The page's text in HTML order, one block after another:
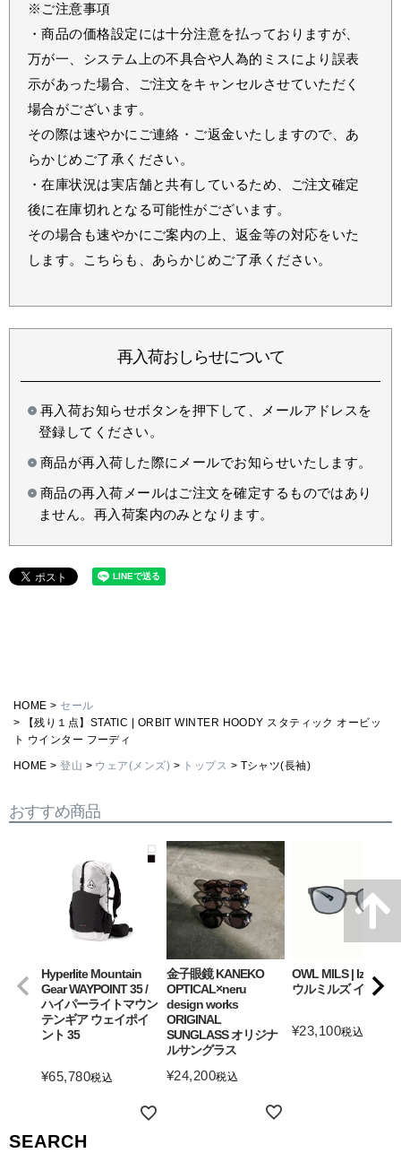
SEARCH
※ご注意事項
・商品の価格設定には十分注意を払っておりますが、
万が一、システム上の不具合や人為的ミスにより誤表
示があった場合、ご注文をキャンセルさせていただく
場合がございます。
その際は速やかにご連絡・ご返金いたしますので、あ
らかじめご了承ください。
・在庫状況は実店舗と共有しているため、ご注文確定
後に在庫切れとなる可能性がございます。
その場合も速やかにご案内の上、返金等の対応をいた
します。こちらも、あらかじめご了承ください。
再入荷おしらせについて
再入荷お知らせボタンを押下して、メールアドレスを
登録してください。
商品が再入荷した際にメールでお知らせいたします。
商品の再入荷メールはご注文を確定するものではあり
ません。再入荷案内のみとなります。
HOME
セール
【残り１点】STATIC | ORBIT WINTER HOODY スタティック オービッ
ト ウインター フーディ
HOME 登山 ウェア(メンズ) トップス Tシャツ(長袖)
おすすめ商品
Hyperlite Mountain
Gear WAYPOINT 35 /
ハイパーライトマウン
テンギア ウェイポイ
ント 35
¥65,780税込
金子眼鏡 KANEKO
OPTICAL×neru
design works
ORIGINAL
SUNGLASS オリジナ
ルサングラス
¥24,200税込
OWL MILS | Izanagi
ウルミルズ イザナギ
¥23,100税込